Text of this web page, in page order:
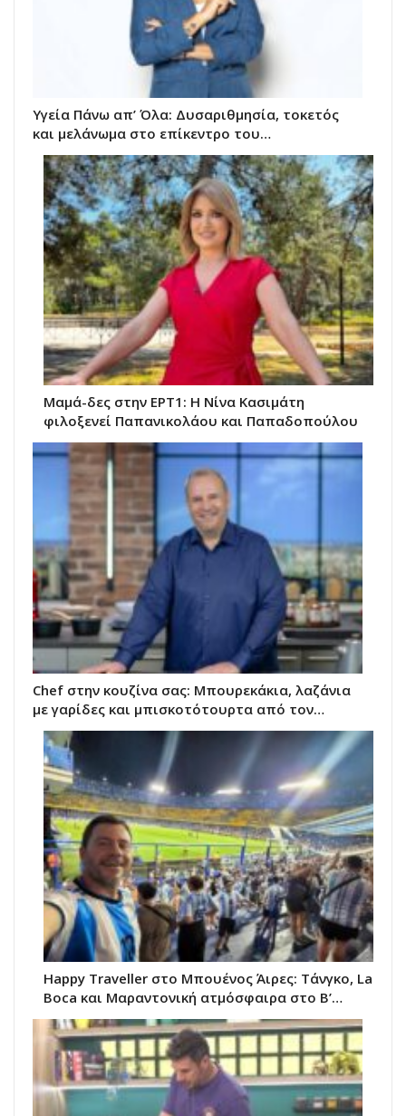
Υγεία Πάνω απ’ Όλα: Δυσαριθμησία, τοκετός
και μελάνωμα στο επίκεντρο του…
Μαμά-δες στην ΕΡΤ1: Η Νίνα Κασιμάτη
φιλοξενεί Παπανικολάου και Παπαδοπούλου
Chef στην κουζίνα σας: Μπουρεκάκια, λαζάνια
με γαρίδες και μπισκοτότουρτα από τον…
Happy Traveller στο Μπουένος Άιρες: Τάνγκο, La
Boca και Μαραντονική ατμόσφαιρα στο Β’…